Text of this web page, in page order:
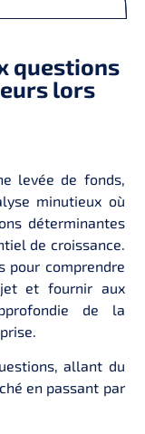
questions
lors
levée de fonds,
minutieux où
déterminantes
de croissance.
pour comprendre
et fournir aux
de la
allant du
en passant par